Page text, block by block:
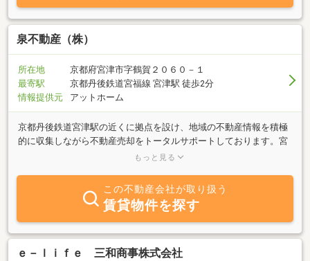
泉不動産（株）
所在地
京都府宮津市字鶴賀２０６０－１
最寄駅
京都丹後鉄道宮福線 宮津駅 徒歩2分
情報提供元
アットホーム
京都丹後鉄道宮津駅の近くに拠点を設け、地域の不動産情報を積極
的に収集しながら不動産売却をトータルサポートしております。宮
津市内の土地や建物の売買に特化し、収益物件や別荘、居住用の建
望、市場の流れなどを踏まえた売却方法をご提案いたします。ま
た、現地調査の結果を踏まえた査定や必要な手続きのお手伝いなど
にも対応中です。不動産を売却する際には、ご両親から土地と実家
を相続されたり、ご夫婦で共有されていた住居を離婚に伴って現金
化する必要性が出たりと、それぞれ異なるご事情があり、そのなか
で状況に即した臨機応変なサポート体制を整えられるよう、細やか
もっと見る
この不動産会社が取り扱う
賃貸物件を探す
ｅ－ｌｉｆｅ 三和商事株式会社